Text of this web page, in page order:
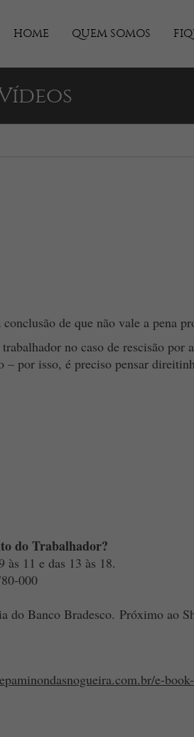
HOME QUEM SOMOS
de que não vale a pena
no caso de rescisão por
por isso, é preciso pensar
do Trabalhador?
11 e das 13 às 18.
000
Banco Bradesco. Próximo ao
e-